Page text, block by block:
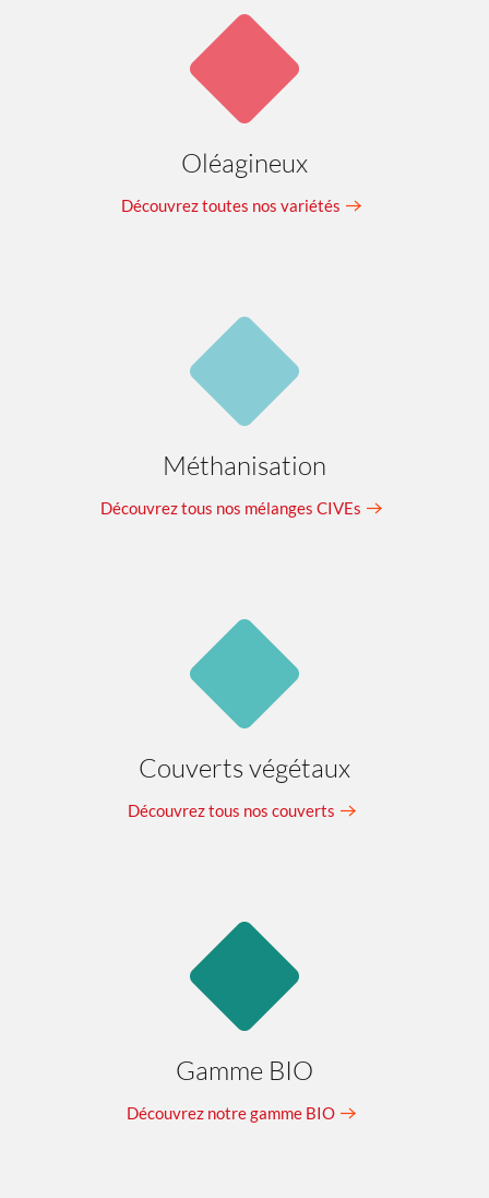
Oléagineux
Découvrez toutes nos variétés
Méthanisation
Découvrez tous nos mélanges CIVEs
Couverts végétaux
Découvrez tous nos couverts
Gamme BIO
Découvrez notre gamme BIO